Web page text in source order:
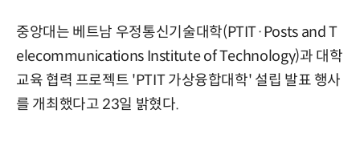
중앙대는 베트남 우정통신기술대학(PTIT·Posts and T
elecommunications Institute of Technology)과 대학
교육 협력 프로젝트 'PTIT 가상융합대학' 설립 발표 행사
를 개최했다고 23일 밝혔다.